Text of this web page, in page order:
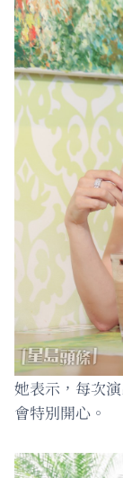
她表示，每次
會特別開心。